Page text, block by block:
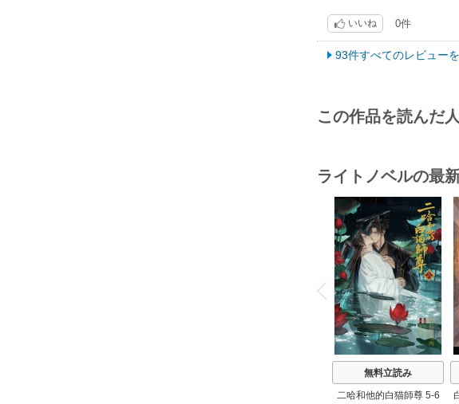
いいね 0件
93件すべてのレビュー
この作品を読んだ
ライトノベルの最
P
r
e
v
i
o
u
s
無料立読み
二哈和他的白猫師尊 5-6